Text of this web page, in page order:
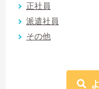
正社員
派遣社員
その他